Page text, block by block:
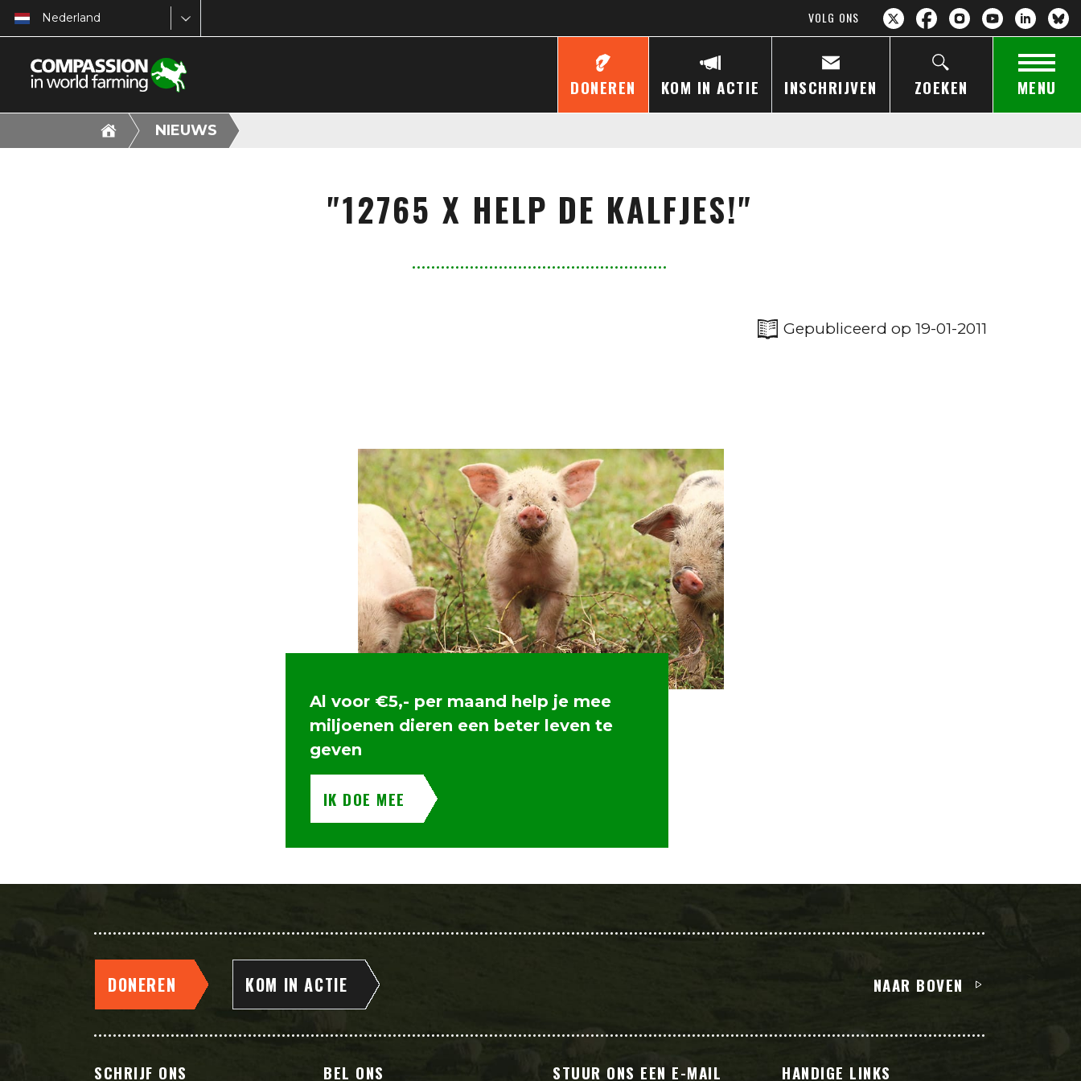
Nederland VOLG ONS
DONEREN KOM IN ACTIE INSCHRIJVEN ZOEKEN MENU
NIEUWS
"12765 X HELP DE KALFJES!"
Gepubliceerd op 19-01-2011
Al voor €5,- per maand help je mee
miljoenen dieren een beter leven te
geven
IK DOE MEE
DONEREN KOM IN ACTIE NAAR BOVEN
SCHRIJF ONS BEL ONS STUUR ONS EEN E-MAIL HANDIGE LINKS